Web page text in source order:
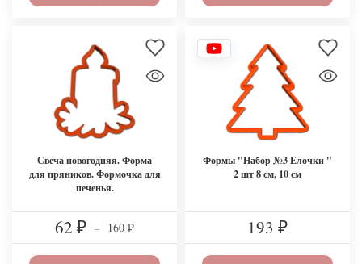
Свеча новогодняя. Форма
для пряников. Формочка для
печенья.
62 ₽ – 160 ₽
Формы "Набор №3 Елочки "
2 шт 8 см, 10 см
193 ₽